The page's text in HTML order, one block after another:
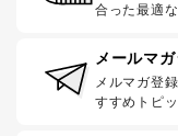
合った最適
メールマ
メルマガ登
すすめトピ